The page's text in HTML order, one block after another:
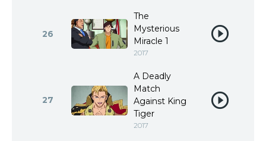
26
The
Mysterious
Miracle 1
2017
27
A Deadly
Match
Against King
Tiger
2017